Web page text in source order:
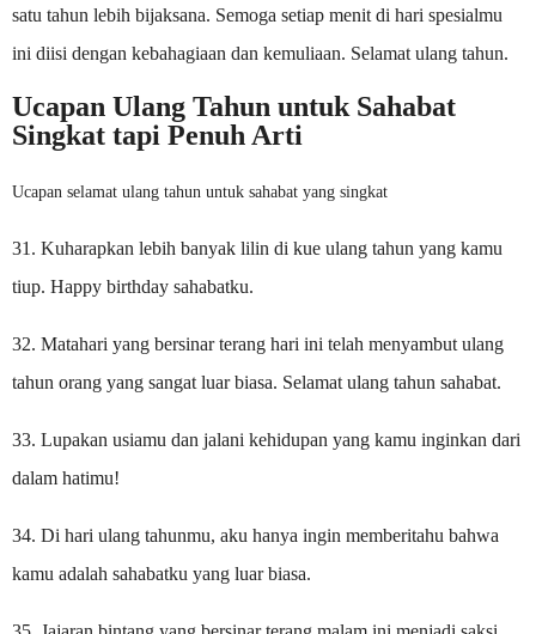
satu tahun lebih bijaksana. Semoga setiap menit di hari spesialmu
ini diisi dengan kebahagiaan dan kemuliaan. Selamat ulang tahun.
Ucapan Ulang Tahun untuk Sahabat
Singkat tapi Penuh Arti
Ucapan selamat ulang tahun untuk sahabat yang singkat
31. Kuharapkan lebih banyak lilin di kue ulang tahun yang kamu
tiup. Happy birthday sahabatku.
32. Matahari yang bersinar terang hari ini telah menyambut ulang
tahun orang yang sangat luar biasa. Selamat ulang tahun sahabat.
33. Lupakan usiamu dan jalani kehidupan yang kamu inginkan dari
dalam hatimu!
34. Di hari ulang tahunmu, aku hanya ingin memberitahu bahwa
kamu adalah sahabatku yang luar biasa.